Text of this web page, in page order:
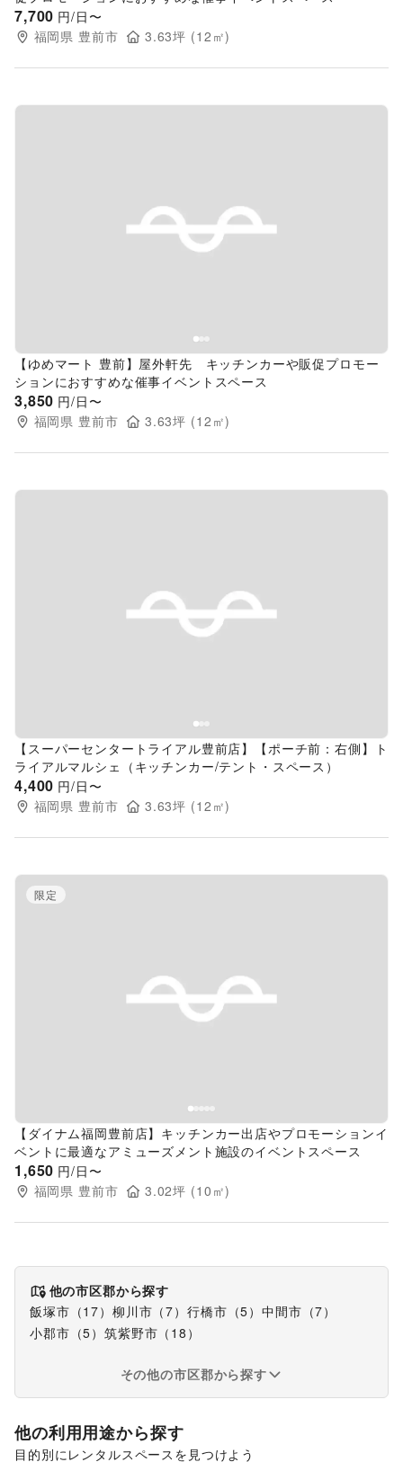
7,700 円/日〜
福岡県 豊前市 3.63坪 (12 ㎡)
Previous slide
【ゆめマート 豊前】屋外軒先 キッチンカーや販促プロモー
ションにおすすめな催事イベントスペース
3,850 円/日〜
福岡県 豊前市 3.63坪 (12 ㎡)
Previous slide
【スーパーセンタートライアル豊前店】【ポーチ前：右側】ト
ライアルマルシェ（キッチンカー/テント・スペース）
4,400 円/日〜
福岡県 豊前市 3.63坪 (12 ㎡)
Previous slide
限定
【ダイナム福岡豊前店】キッチンカー出店やプロモーションイ
ベントに最適なアミューズメント施設のイベントスペース
1,650 円/日〜
福岡県 豊前市 3.02坪 (10 ㎡)
他の市区郡から探す
飯塚市 （17） 柳川市 （7） 行橋市 （5）中間市 （7）
小郡市 （5）筑紫野市 （ 18 ）
その他の市区郡から探す
他の利用用途から探す
目的別にレンタルスペースを見つけよう